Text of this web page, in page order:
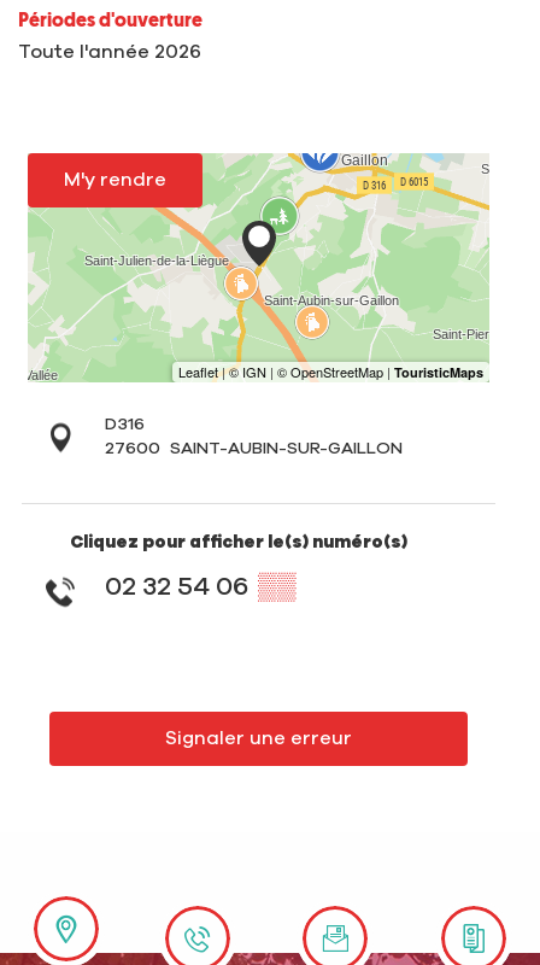
Périodes d'ouverture
Toute l'année 2026
M'y rendre
D316
27600
SAINT-AUBIN-SUR-GAILLON
Cliquez pour afficher le(s) numéro(s)
02 32 54 06 ▒▒
Signaler une erreur